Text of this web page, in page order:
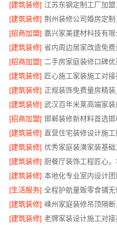
[建筑装修]
[建筑装修]
[招商加盟] 嘉兴家美建材科技有
[建筑装修]
[招商加盟]
[建筑装修] 匠心施工家装施工对
[建筑装修]
[建筑装修] 武汉百年米莱高端家
[招商加盟] 邯郸装修新材料首选
[建筑装修]
[建筑装修]
[建筑装修] 厨餐厅装饰工程匠心
[建筑装修]
[生活服务]
[建筑装修] 嵊州家庭装修吊顶隔
[建筑装修]